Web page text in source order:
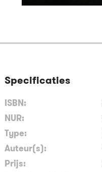
Specificaties
ISBN:
NUR:
Type:
Auteur(s):
Prijs: